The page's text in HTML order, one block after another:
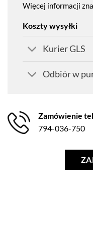
Więcej informacji
Koszty wysyłki
Kurier GLS
Odbiór w
Zamówienie
794-036-750